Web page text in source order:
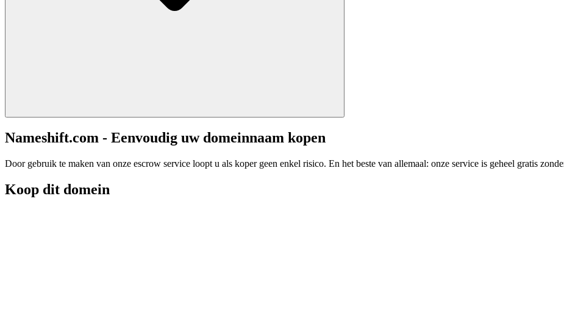
Nameshift.com - Eenvoudig uw domeinnaam kopen
Door gebruik te maken van onze escrow service loopt u als koper geen enkel risico. En het beste van allemaal: onze service is geheel gratis
Koop dit domein